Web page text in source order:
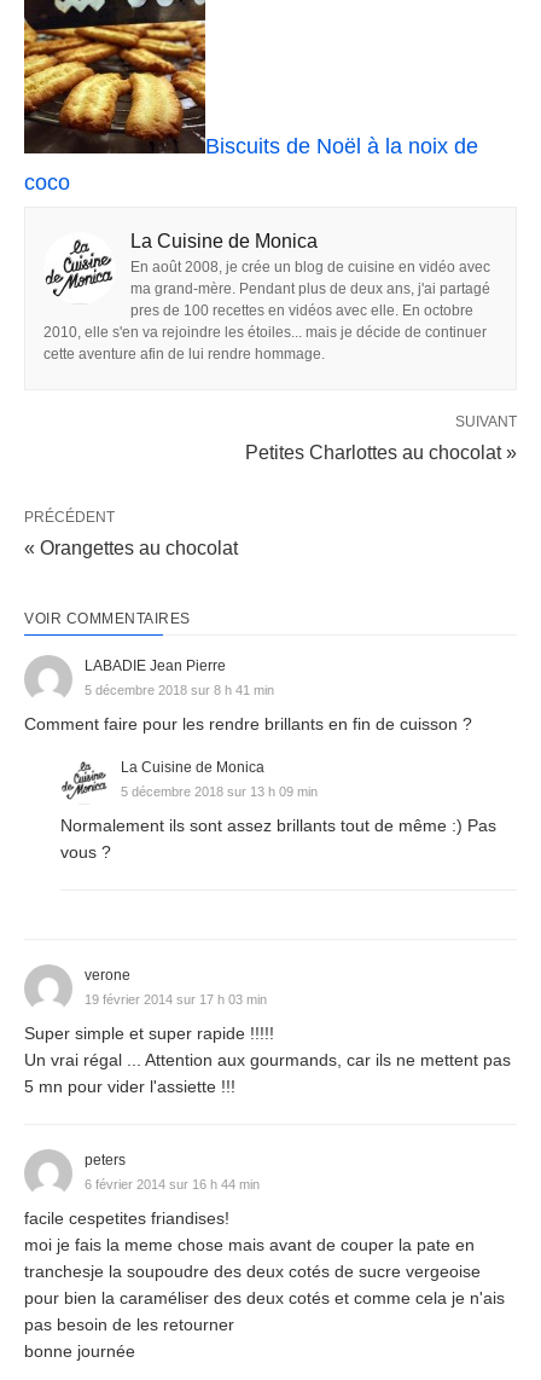
Biscuits de Noël à la noix de
coco
La Cuisine de Monica
En août 2008, je crée un blog de cuisine en vidéo avec
ma grand-mère. Pendant plus de deux ans, j'ai partagé
pres de 100 recettes en vidéos avec elle. En octobre
2010, elle s'en va rejoindre les étoiles... mais je décide de continuer
cette aventure afin de lui rendre hommage.
SUIVANT
Petites Charlottes au chocolat »
PRÉCÉDENT
« Orangettes au chocolat
VOIR COMMENTAIRES
LABADIE Jean Pierre
5 décembre 2018 sur 8 h 41 min
Comment faire pour les rendre brillants en fin de cuisson ?
La Cuisine de Monica
5 décembre 2018 sur 13 h 09 min
Normalement ils sont assez brillants tout de même :) Pas
vous ?
verone
19 février 2014 sur 17 h 03 min
Super simple et super rapide !!!!!
Un vrai régal ... Attention aux gourmands, car ils ne mettent pas
5 mn pour vider l'assiette !!!
peters
6 février 2014 sur 16 h 44 min
facile cespetites friandises!
moi je fais la meme chose mais avant de couper la pate en
tranchesje la soupoudre des deux cotés de sucre vergeoise
pour bien la caraméliser des deux cotés et comme cela je n'ais
pas besoin de les retourner
bonne journée